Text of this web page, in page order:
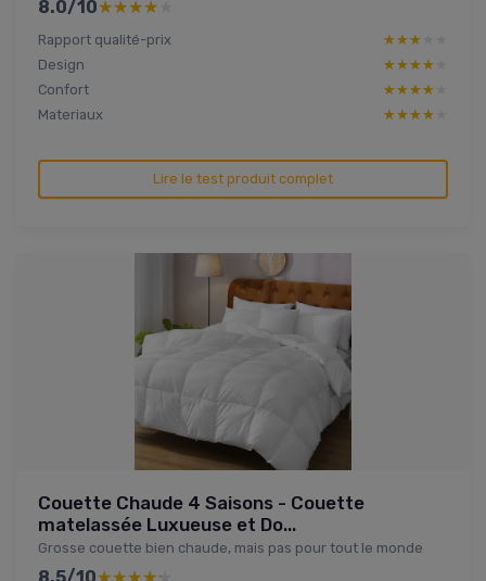
8.0/10★★★★★
★★★★★
Rapport qualité-prix ★★★★★
★★★★★
Design
★★★★★
★★★★★
Confort
★★★★★
★★★★★
Materiaux
★★★★★
★★★★★
Lire le test produit complet
Couette Chaude 4 Saisons - Couette
matelassée Luxueuse et Do...
Grosse couette bien chaude, mais pas pour tout le monde